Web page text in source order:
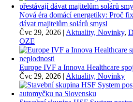
Nová éra domácí energetiky: Proč
dávat majitelům solárů smysl
Čvc 29, 2026 | Aktuality, Novinky,
OZE
Europe IVF a Innova Healthcare
Čvc 29, 2026 | Aktuality, Novinky